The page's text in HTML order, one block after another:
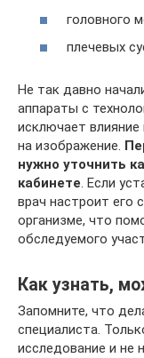
головного
плечевых
Не так давно
аппараты с
исключает
на изображение.
нужно уточнить
кабинете. Если
врач настроит его
организме, что
обследуемого
Как узнать,
Запомните, что
специалиста.
исследование и не